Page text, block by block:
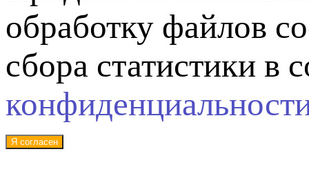
обработку файлов
сбора статистики в
Я согласен